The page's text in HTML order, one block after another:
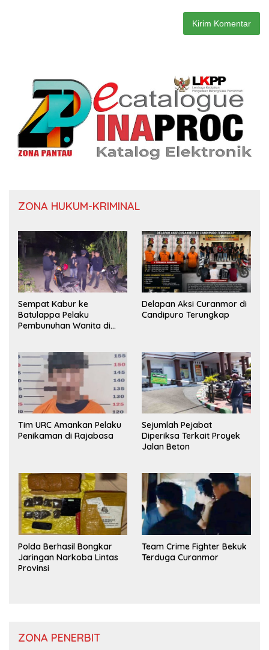
ZONA HUKUM-KRIMINAL
Sempat Kabur ke
Batulappa Pelaku
Pembunuhan Wanita di
Delapan Aksi Curanmor di
Candipuro Terungkap
Tim URC Amankan Pelaku
Penikaman di Rajabasa
Sejumlah Pejabat
Diperiksa Terkait Proyek
Jalan Beton
Polda Berhasil Bongkar
Jaringan Narkoba Lintas
Provinsi
Team Crime Fighter Bekuk
Terduga Curanmor
ZONA PENERBIT